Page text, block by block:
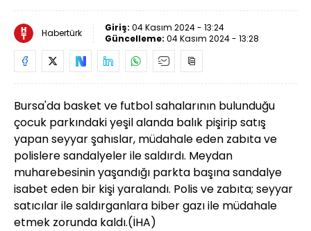
Habertürk Giriş: 04 Kasım 2024 - 13:24
Güncelleme: 04 Kasım 2024 - 13:28
Bursa'da basket ve futbol sahalarının bulunduğu
çocuk parkındaki yeşil alanda balık pişirip satış
yapan seyyar şahıslar, müdahale eden zabıta ve
polislere sandalyeler ile saldırdı. Meydan
muharebesinin yaşandığı parkta başına sandalye
isabet eden bir kişi yaralandı. Polis ve zabıta; seyyar
satıcılar ile saldırganlara biber gazı ile müdahale
etmek zorunda kaldı.(İHA)